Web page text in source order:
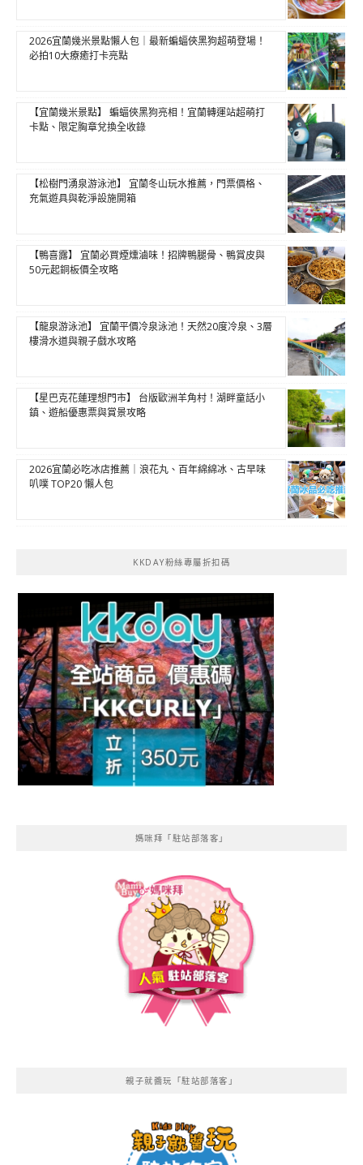
2026宜蘭幾米景點懶人包｜最新蝙蝠俠黑狗超萌登場！
必拍10大療癒打卡亮點
【宜蘭幾米景點】 蝙蝠俠黑狗亮相！宜蘭轉運站超萌打
卡點、限定胸章兌換全收錄
【松樹門湧泉游泳池】 宜蘭冬山玩水推薦，門票價格、
充氣遊具與乾淨設施開箱
【鴨喜露】 宜蘭必買煙燻滷味！招牌鴨腿骨、鴨賞皮與
50元起銅板價全攻略
【龍泉游泳池】 宜蘭平價冷泉泳池！天然20度冷泉、3層
樓滑水道與親子戲水攻略
【星巴克花蓮理想門市】 台版歐洲羊角村！湖畔童話小
鎮、遊船優惠票與賞景攻略
2026宜蘭必吃冰店推薦｜浪花丸、百年綿綿冰、古早味
叭噗 TOP20 懶人包
KKDAY粉絲專屬折扣碼
媽咪拜「駐站部落客」
親子就醬玩「駐站部落客」